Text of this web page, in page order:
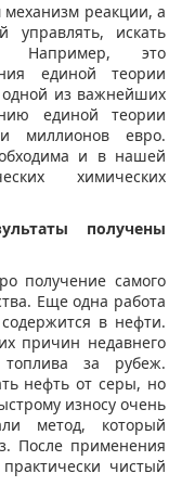
реакции, а
управлять, искать
Например, это
единой теории
одной из важнейших
единой теории
миллионов евро.
и в нашей
химических
получены
получение самого
Еще одна работа
в нефти.
причин недавнего
за рубеж.
нефть от серы, но
износу очень
метод, который
После применения
чистый